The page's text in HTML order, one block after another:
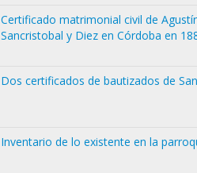
Certificado matrimonial civil de
Sancristobal y Diez en Córdoba en
Dos certificados de bautizados de
Inventario de lo existente en la